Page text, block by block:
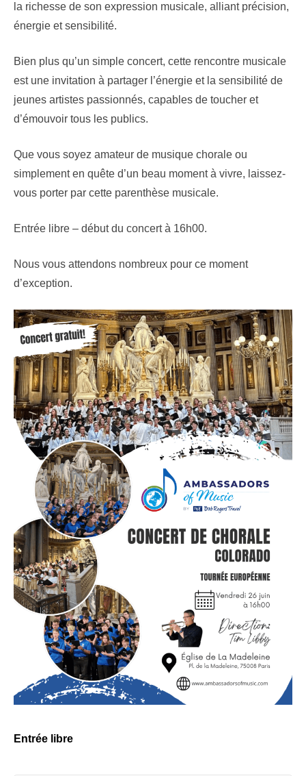
la richesse de son expression musicale, alliant précision,
énergie et sensibilité.
Bien plus qu’un simple concert, cette rencontre musicale
est une invitation à partager l’énergie et la sensibilité de
jeunes artistes passionnés, capables de toucher et
d’émouvoir tous les publics.
Que vous soyez amateur de musique chorale ou
simplement en quête d’un beau moment à vivre, laissez-
vous porter par cette parenthèse musicale.
Entrée libre – début du concert à 16h00.
Nous vous attendons nombreux pour ce moment
d’exception.
Entrée libre